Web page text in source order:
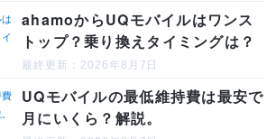
ahamoからUQモバイルはワンス
トップ？乗り換えタイミングは？
最終更新：2026年8月7日
UQモバイルの最低維持費は最安で
月にいくら？解説。